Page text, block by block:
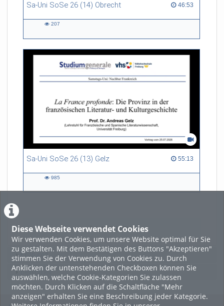
Diese Webseite verwendet Cookies
Wir verwenden Cookies, um unsere Website optimal für Sie
zu gestalten. Mit dem Bestätigen des Buttons "Akzeptieren"
stimmen Sie der Verwendung von Cookies zu. Durch
Anklicken der untenstehenden Checkboxen können Sie
auswählen, welche Cookie-Kategorien Sie zulassen
möchten. Durch Klicken auf die Schaltfläche "Mehr
anzeigen" erhalten Sie eine Beschreibung jeder Kategorie.
Sa-Uni SoSe 26 (14) Obrecht 46:53
46:53 duration
207
Sa-Uni SoSe 26 (13) Gelz 55:13
55:13 duration
985
LADE MEHR
Featured
Beliebtheit